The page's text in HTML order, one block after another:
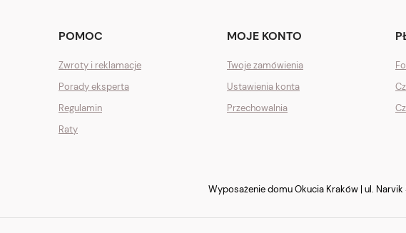
POMOC
Zwroty i reklamacje
Porady eksperta
Regulamin
Raty
MOJE KONTO
Twoje zamówienia
Ustawienia konta
Przechowalnia
Wyposażenie domu Okucia Kraków | ul.